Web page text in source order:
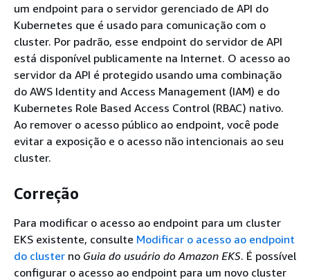
um endpoint para o servidor gerenciado de API do
Kubernetes que é usado para comunicação com o
cluster. Por padrão, esse endpoint do servidor de API
está disponível publicamente na Internet. O acesso ao
servidor da API é protegido usando uma combinação
do AWS Identity and Access Management (IAM) e do
Kubernetes Role Based Access Control (RBAC) nativo.
Ao remover o acesso público ao endpoint, você pode
evitar a exposição e o acesso não intencionais ao seu
cluster.
Correção
Para modificar o acesso ao endpoint para um cluster
EKS existente, consulte Modificar o acesso ao endpoint
do cluster no Guia do usuário do Amazon EKS. É possível
configurar o acesso ao endpoint para um novo cluster